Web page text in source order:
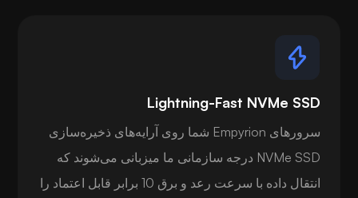
Lightning-Fast NVMe SSD
سرورهای Empyrion شما روی آرایه‌های ذخیره‌سازی
NVMe SSD درجه سازمانی ما میزبانی می‌شوند که
انتقال داده با سرعت رعد و برق 10 برابر قابل اعتماد را